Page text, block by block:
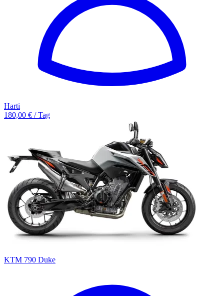
Harti
180,00 € / Tag
KTM 790 Duke